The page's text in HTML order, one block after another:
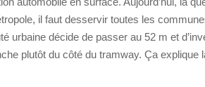
il faut desservir toutes les
urbaine décide de passer au 52 m et
plutôt du côté du tramway. Ça